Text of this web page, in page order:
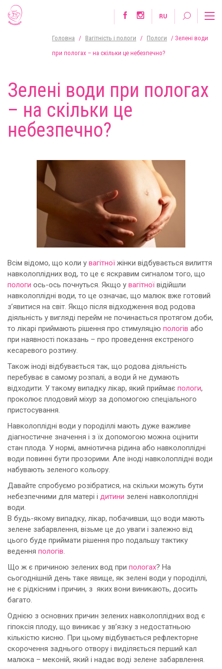
RU
Головна / Вагітність і пологи / Пологи / Зелені води
при пологах – на скільки це небезпечно?
Зелені води при пологах
– на скільки це
небезпечно?
Всім відомо, що коли у вагітної жінки відбувається вилиття
навколоплідних вод, то це є яскравим сигналом того, що
пологи ось-ось почнуться. Якщо у вагітної відійшли
навколоплідні води, то це означає, що малюк вже готовий
з’явитися на світ. Якщо після відходження вод родова
діяльність у вигляді перейм не починається протягом доби,
то лікарі приймають рішення про стимуляцію пологів або
при наявності показань – про проведення екстреного
кесаревого розтину.
Також іноді відбувається так, що родова діяльність
перебуває в самому розпалі, а води й не думають
відходити. У такому випадку лікар, який приймає пологи,
проколює плодовий міхур за допомогою спеціального
пристосування.
Навколоплідні води у породіллі мають дуже важливе
діагностичне значення і з їх допомогою можна оцінити
стан плода. У нормі, амніотична рідина або навколоплідні
води повинні бути прозорими. Але іноді навколоплідні води
набувають зеленого кольору.
Давайте спробуємо розібратися, на скільки можуть бути
небезпечними для матері і дитини зелені навколоплідні
води.
В будь-якому випадку, лікар, побачивши, що води мають
зелене забарвлення, візьме це до уваги і залежно від
цього буде приймати рішення про подальшу тактику
ведення пологів
Що ж є причиною зелених вод при пологах? На
сьогоднішній день таке явище, як зелені води у породіллі,
не є рідкісним і причин, з яких вони виникають, досить
багато.
Однією з основних причин зелених навколоплідних вод є
гіпоксія плоду, що виникає у зв’язку з недостатньою
кількістю кисню. При цьому відбувається рефлекторне
скорочення заднього отвору і виділяється перший кал
малюка – меконій, який і надає воді зелене забарвлення.